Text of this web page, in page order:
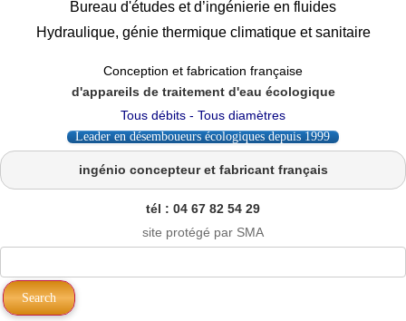
Bureau d'études et d’ingénierie en fluides
Hydraulique, génie thermique climatique et sanitaire
Conception et fabrication française
d'appareils de traitement d'eau écologique
Tous débits - Tous diamètres
Leader en désemboueurs écologiques depuis 1999
ingénio concepteur et fabricant français
tél : 04 67 82 54 29
site protégé par SMA